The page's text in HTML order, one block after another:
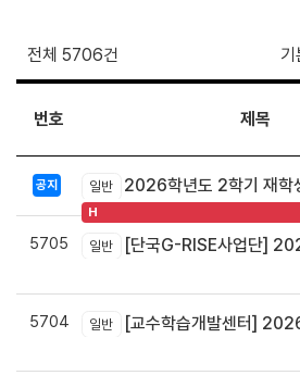
전체 5706건 기
번호 제목
공지 일반 2026학년도 2학기 재학
H
5705 일반 [단국G-RISE사업단] 2026년 LAB i-PLUG 프
5704 일반 [교수학습개발센터] 2026학년도 DKU 시그니처